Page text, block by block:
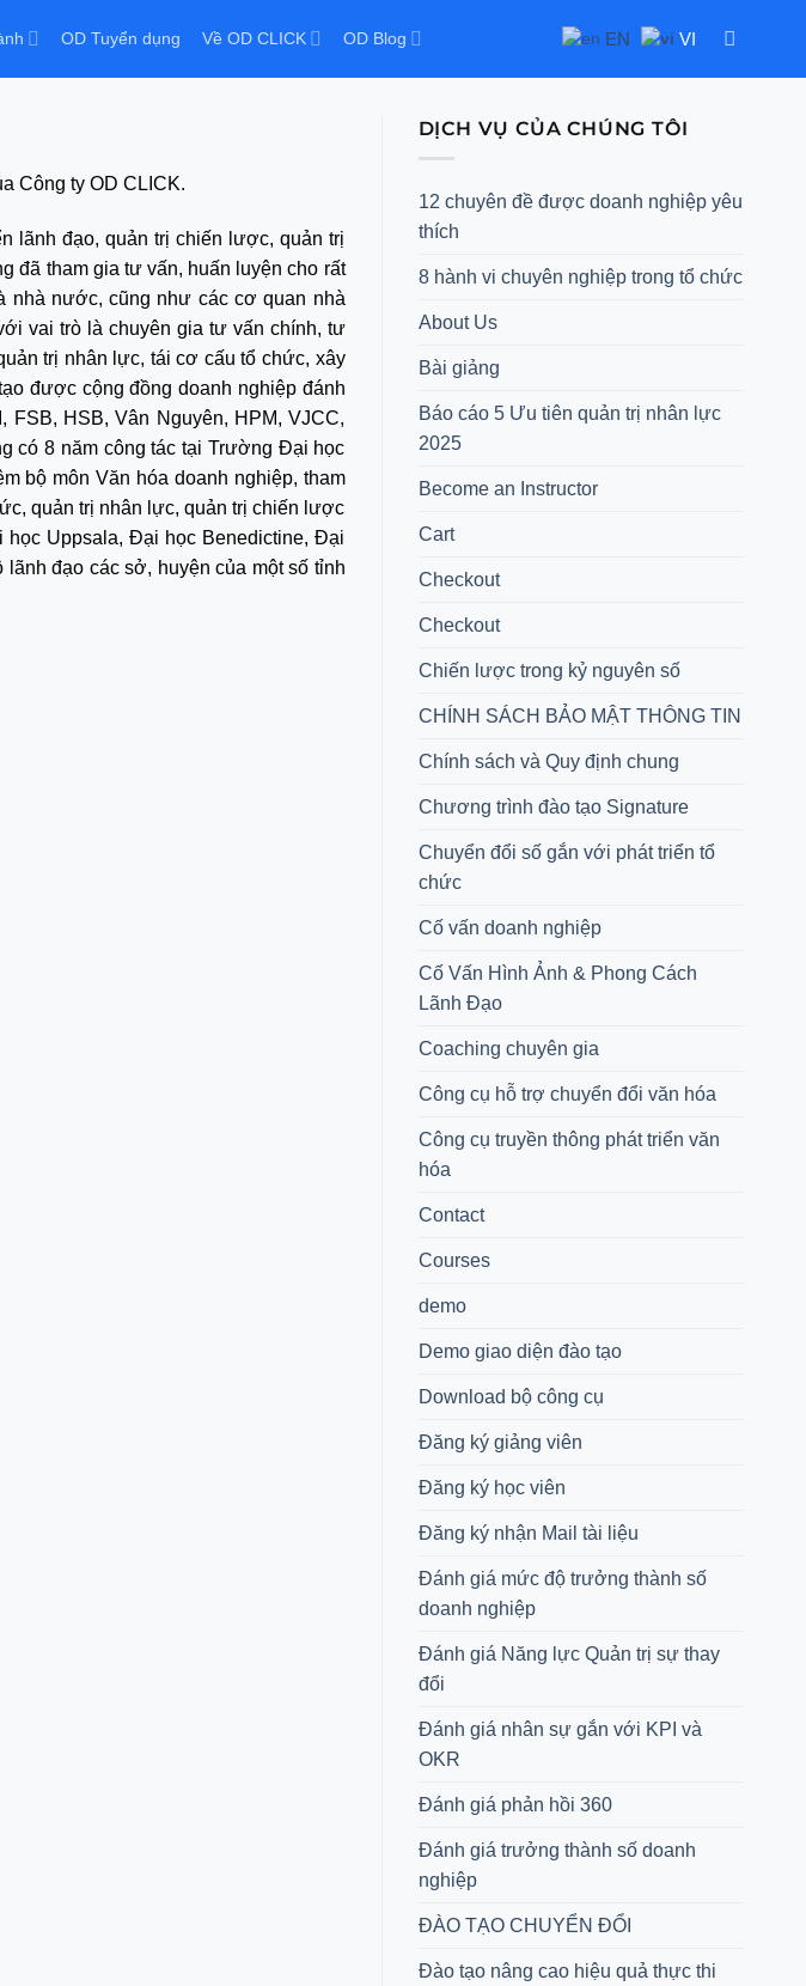
OD Tuyển dụng Về OD CLICK OD Blog EN VI
Công ty OD CLICK.
lãnh đạo, quản trị chiến lược, quản trị
đã tham gia tư vấn, huấn luyện cho rất
nhà nước, cũng như các cơ quan nhà
vai trò là chuyên gia tư vấn chính, tư
trị nhân lực, tái cơ cấu tổ chức, xây
được cộng đồng doanh nghiệp đánh
HSB, Vân Nguyên, HPM, VJCC,
có 8 năm công tác tại Trường Đại học
bộ môn Văn hóa doanh nghiệp, tham
quản trị nhân lực, quản trị chiến lược
Uppsala, Đại học Benedictine, Đại
đạo các sở, huyện của một số tỉnh
DỊCH VỤ CỦA CHÚNG TÔI
12 chuyên đề được doanh nghiệp yêu
thích
8 hành vi chuyên nghiệp trong tổ chức
About Us
Bài giảng
Báo cáo 5 Ưu tiên quản trị nhân lực
2025
Become an Instructor
Cart
Checkout
Checkout
Chiến lược trong kỷ nguyên số
CHÍNH SÁCH BẢO MẬT THÔNG TIN
Chính sách và Quy định chung
Chương trình đào tạo Signature
Chuyển đổi số gắn với phát triển tổ
chức
Cố vấn doanh nghiệp
Cố Vấn Hình Ảnh & Phong Cách
Lãnh Đạo
Coaching chuyên gia
Công cụ hỗ trợ chuyển đổi văn hóa
Công cụ truyền thông phát triển văn
hóa
Contact
Courses
demo
Demo giao diện đào tạo
Download bộ công cụ
Đăng ký giảng viên
Đăng ký học viên
Đăng ký nhận Mail tài liệu
Đánh giá mức độ trưởng thành số
doanh nghiệp
Đánh giá Năng lực Quản trị sự thay
đổi
Đánh giá nhân sự gắn với KPI và
OKR
Đánh giá phản hồi 360
Đánh giá trưởng thành số doanh
nghiệp
ĐÀO TẠO CHUYỂN ĐỔI
Đào tạo nâng cao hiệu quả thực thi